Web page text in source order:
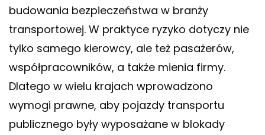
budowania bezpieczeństwa w branży
transportowej. W praktyce ryzyko dotyczy nie
tylko samego kierowcy, ale też pasażerów,
współpracowników, a także mienia firmy.
Dlatego w wielu krajach wprowadzono
wymogi prawne, aby pojazdy transportu
publicznego były wyposażane w blokady